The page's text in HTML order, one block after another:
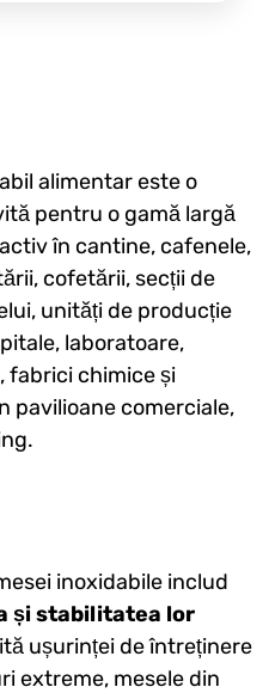
alimentar este o
pentru o gamă largă
în cantine, cafenele,
cofetării, secții de
unități de producție
laboratoare,
fabrici chimice și
pavilioane comerciale,
inoxidabile includ
și stabilitatea lor
ușurinței de întreținere
extreme, mesele din